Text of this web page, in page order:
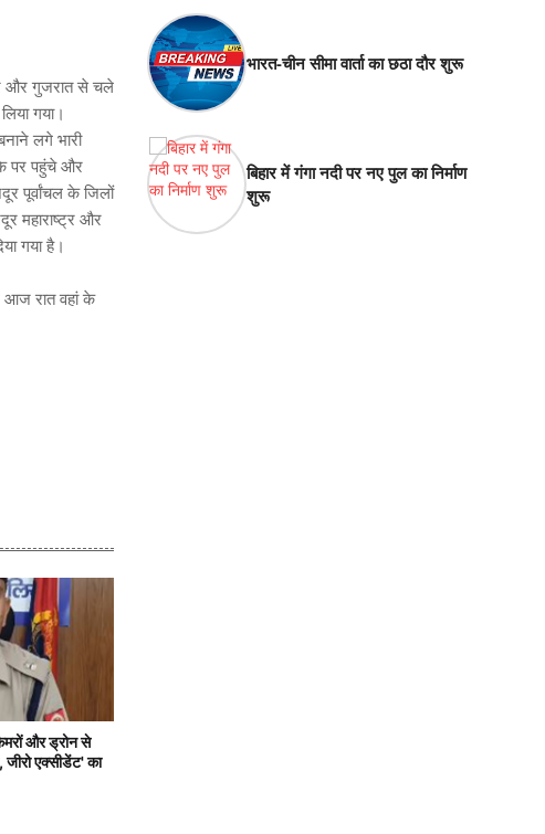
और गुजरात से चले
गया।
लगे भारी
पर पहुंचे और
पूर्वांचल के जिलों
महाराष्ट्र और
गया है।
आज रात वहां के
और ड्रोन से
जीरो एक्सीडेंट' का
भारत-चीन सीमा वार्ता का छठा दौर शुरू
बिहार में गंगा नदी पर नए पुल का निर्माण
शुरू